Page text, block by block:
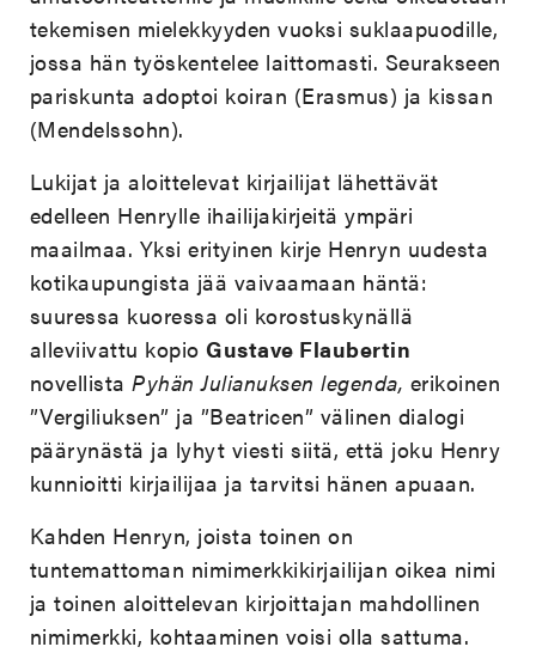
tekemisen mielekkyyden vuoksi suklaapuodille,
jossa hän työskentelee laittomasti. Seurakseen
pariskunta adoptoi koiran (Erasmus) ja kissan
(Mendelssohn).
Lukijat ja aloittelevat kirjailijat lähettävät
edelleen Henrylle ihailijakirjeitä ympäri
maailmaa. Yksi erityinen kirje Henryn uudesta
kotikaupungista jää vaivaamaan häntä:
suuressa kuoressa oli korostuskynällä
alleviivattu kopioGustave Flaubertin
novellistaPyhän Julianuksen legenda, erikoinen
”Vergiliuksen” ja ”Beatricen” välinen dialogi
päärynästä ja lyhyt viesti siitä, että joku Henry
kunnioitti kirjailijaa ja tarvitsi hänen apuaan.
Kahden Henryn, joista toinen on
tuntemattoman nimimerkkikirjailijan oikea nimi
ja toinen aloittelevan kirjoittajan mahdollinen
nimimerkki, kohtaaminen voisi olla sattuma.